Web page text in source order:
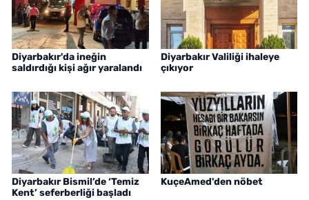
Diyarbakır'da ineğin
saldırdığı kişi ağır yaralandı
Diyarbakır Valiliği ihaleye
çıkıyor
Diyarbakır Bismil’de ‘Temiz
Kent’ seferberliği başladı
KuçeAmed'den nöbet